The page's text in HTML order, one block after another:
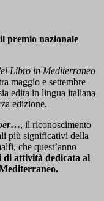
premio nazionale
Libro in Mediterraneo
maggio e settembre
edita in lingua italiana
edizione.
…, il riconoscimento
più significativi della
che quest’anno
di attività dedicata al